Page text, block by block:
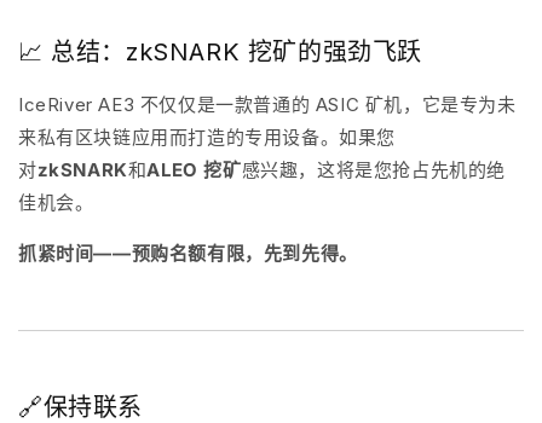
📈 总结：zkSNARK 挖矿的强劲飞跃
IceRiver AE3 不仅仅是一款普通的 ASIC 矿机，它是专为未
来私有区块链应用而打造的专用设备。如果您
对zkSNARK和ALEO 挖矿感兴趣，这将是您抢占先机的绝
佳机会。
抓紧时间——预购名额有限，先到先得。
🔗保持联系